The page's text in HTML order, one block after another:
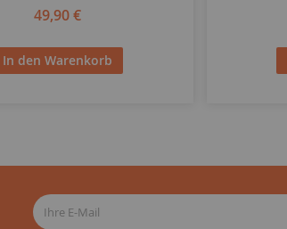
49,90 €
In den Warenkorb